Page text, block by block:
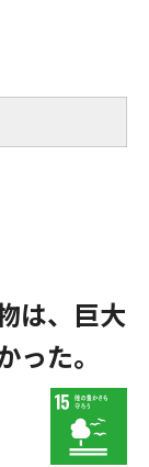
、 巨大
た。